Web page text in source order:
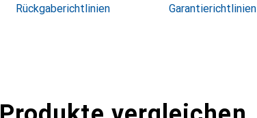
Rückgaberichtlinien
Garantierichtlinien